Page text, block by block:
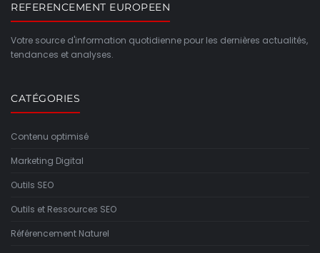
REFERENCEMENT EUROPEEN
Votre source d'information quotidienne pour les dernières actualités,
tendances et analyses.
CATÉGORIES
Contenu optimisé
Marketing Digital
Outils SEO
Outils et Ressources SEO
Référencement Naturel